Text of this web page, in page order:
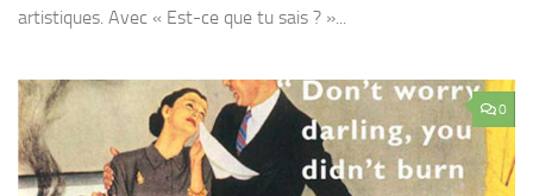
artistiques. Avec « Est-ce que tu sais ? »...
0